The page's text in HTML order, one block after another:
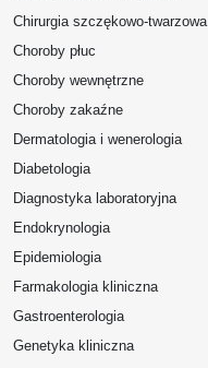
Chirurgia szczękowo-twarzowa
Choroby płuc
Choroby wewnętrzne
Choroby zakaźne
Dermatologia i wenerologia
Diabetologia
Diagnostyka laboratoryjna
Endokrynologia
Epidemiologia
Farmakologia kliniczna
Gastroenterologia
Genetyka kliniczna